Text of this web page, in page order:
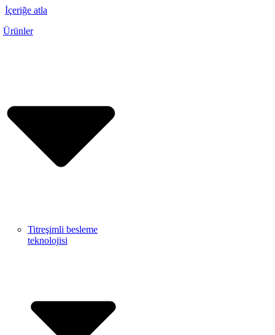
İçeriğe atla
Ürünler
Titreşimli besleme
teknolojisi